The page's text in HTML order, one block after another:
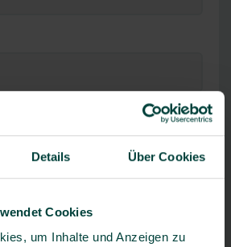
Details Über Cookies
Cookies
um Inhalte und Anzeigen zu